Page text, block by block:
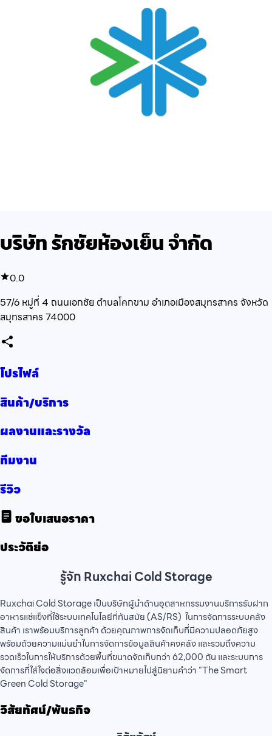
บริษัท รักชัยห้องเย็น จำกัด
0.0
57/6 หมู่ที่ 4 ถนนเอกชัย ตำบลโคกขาม อำเภอเมืองสมุทรสาคร จังหวัด
สมุทรสาคร 74000
โปรไฟล์
สินค้า/บริการ
ผลงานและรางวัล
ทีมงาน
รีวิว
ขอใบเสนอราคา
ประวัติย่อ
รู้จัก Ruxchai Cold Storage
Ruxchai Cold Storage เป็นบริษัทผู้นำด้านอุตสาหกรรมงานบริการรับฝาก
อาหารแช่แข็งที่ใช้ระบบเทคโนโลยีที่ทันสมัย (AS/RS) ในการจัดการระบบคลัง
สินค้า เราพร้อมบริการลูกค้า ด้วยคุณภาพการจัดเก็บที่มีความปลอดภัยสูง
พร้อมด้วยความแม่นยำในการจัดการข้อมูลสินค้าคงคลัง และรวมถึงความ
รวดเร็วในการให้บริการด้วยพื้นที่ขนาดจัดเก็บกว่า 62,000 ตัน และระบบการ
จัดการที่ใส่ใจต่อสิ่งแวดล้อมเพื่อเป้าหมายไปสู่นิยามคำว่า "The Smart
Green Cold Storage"
วิสัยทัศน์/พันธกิจ